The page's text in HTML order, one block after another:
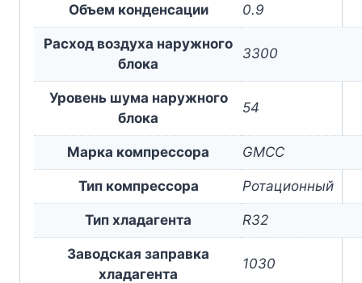
Объем конденсации 0.9
Расход воздуха наружного
блока
3300
Уровень шума наружного
блока
54
Марка компрессора GMCC
Тип компрессора Ротационный
Тип хладагента R32
Заводская заправка
хладагента
1030